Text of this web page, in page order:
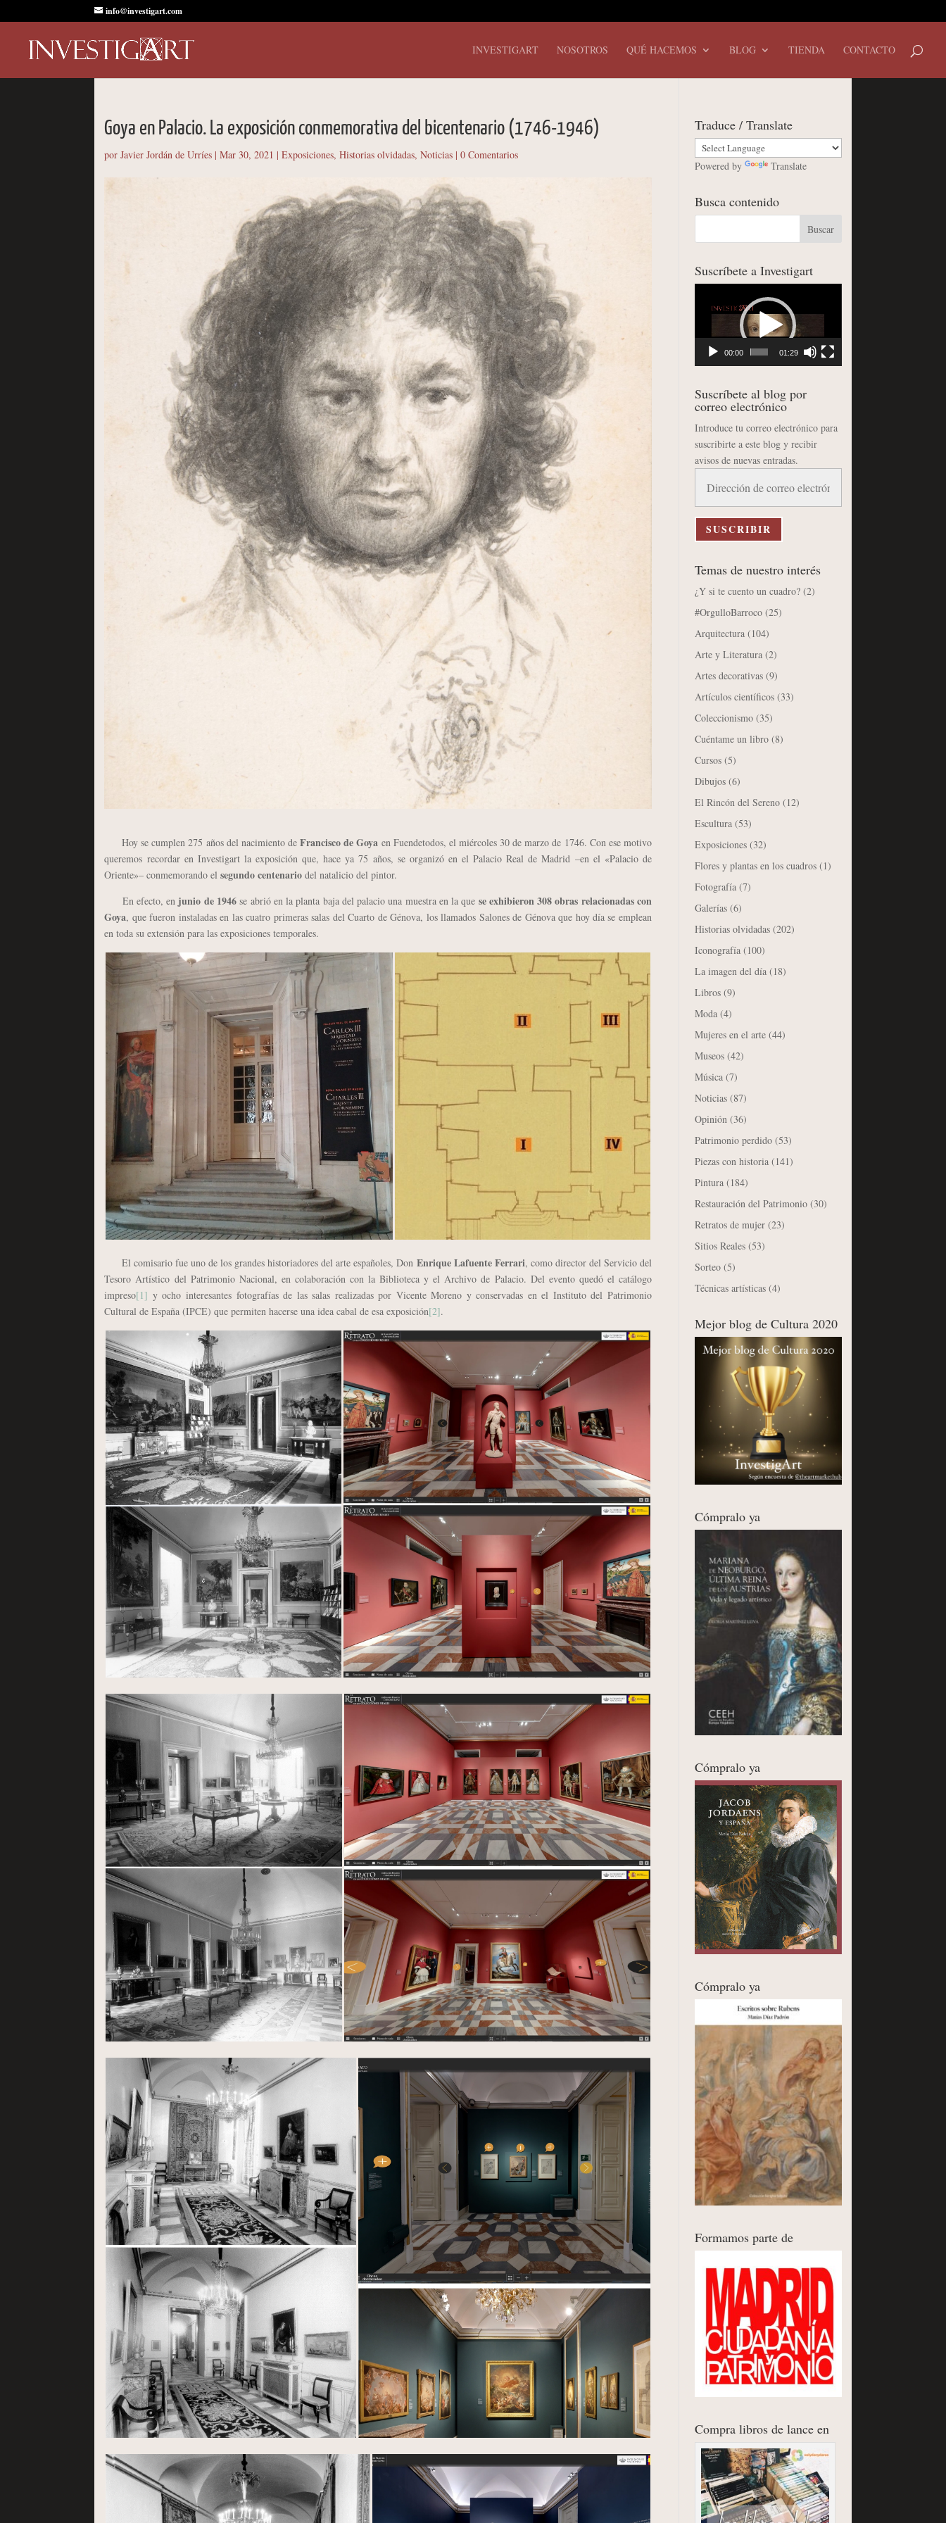
info@investigart.com
INVESTIGART NOSOTROS QUÉ HACEMOS BLOG TIENDA CONTACTO
Goya en Palacio. La exposición conmemorativa del bicentenario (1746-1946)
porJavier Jordán de Urríes |Mar 30, 2021 |Exposiciones,Historias olvidadas,Noticias |0 Comentarios
Hoy se cumplen 275 años del nacimiento deFrancisco de Goya en Fuendetodos, el miércoles 30 de marzo de 1746. Con ese motivo
queremos recordar en Investigart la exposición que, hace ya 75 años, se organizó en el Palacio Real de Madrid –en el «Palacio de
Oriente»– conmemorando elsegundo centenario del natalicio del pintor.
En efecto, en junio de 1946 se abrió en la planta baja del palacio una muestra en la que se exhibieron 308 obras relacionadas con
Goya, que fueron instaladas en las cuatro primeras salas del Cuarto de Génova, los llamados Salones de Génova que hoy día se emplean
en toda su extensión para las exposiciones temporales.
El comisario fue uno de los grandes historiadores del arte españoles, Don Enrique Lafuente Ferrari, como director del Servicio del
Tesoro Artístico del Patrimonio Nacional, en colaboración con la Biblioteca y el Archivo de Palacio. Del evento quedó el catálogo
impreso[1] y ocho interesantes fotografías de las salas realizadas por Vicente Moreno y conservadas en el Instituto del Patrimonio
Cultural de España (IPCE) que permiten hacerse una idea cabal de esa exposición[2].
Traduce / Translate
Powered by Translate
Busca contenido
Suscríbete a Investigart
00:00 01:29
Suscríbete al blog por
correo electrónico
Introduce tu correo electrónico para
suscribirte a este blog y recibir
avisos de nuevas entradas.
correo
electrónico
SUSCRIBIR
Temas de nuestro interés
¿Y si te cuento un cuadro? (2)
#OrgulloBarroco (25)
Arquitectura (104)
Arte y Literatura (2)
Artes decorativas (9)
Artículos científicos (33)
Coleccionismo (35)
Cuéntame un libro (8)
Cursos (5)
Dibujos (6)
El Rincón del Sereno (12)
Escultura (53)
Exposiciones (32)
Flores y plantas en los cuadros (1)
Fotografía (7)
Galerías (6)
Historias olvidadas (202)
Iconografía (100)
La imagen del día (18)
Libros (9)
Moda (4)
Mujeres en el arte (44)
Museos (42)
Música (7)
Noticias (87)
Opinión (36)
Patrimonio perdido (53)
Piezas con historia (141)
Pintura (184)
Restauración del Patrimonio (30)
Retratos de mujer (23)
Sitios Reales (53)
Sorteo (5)
Técnicas artísticas (4)
Mejor blog de Cultura 2020
Cómpralo ya
Cómpralo ya
Cómpralo ya
Formamos parte de
Compra libros de lance en